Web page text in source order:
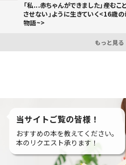
「私...赤ちゃんができました」――産む
させない」ように生きていく<16歳
物語~>
もっと見る
当サイトご覧の皆様！
おすすめの本を教えてください。
本のリクエスト承ります！